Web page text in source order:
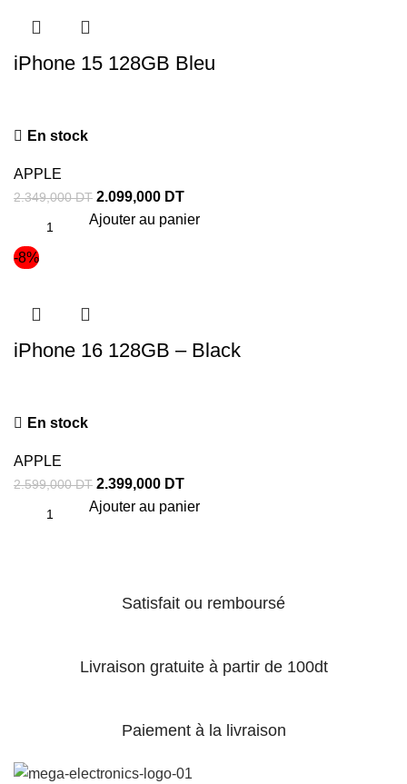
iPhone 15 128GB Bleu
En stock
APPLE
2.349,000DT 2.099,000 DT
Ajouter au panier
-8%
iPhone 16 128GB – Black
En stock
APPLE
2.599,000DT 2.399,000 DT
Ajouter au panier
Satisfait ou remboursé
Livraison gratuite à partir de 100dt
Paiement à la livraison